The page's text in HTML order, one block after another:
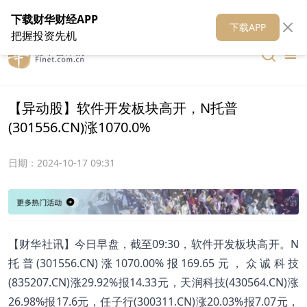
在线客服 关于我们 财华媒体矩阵 财华智库
【异动股】软件开发板块高开，N托普
(301556.CN)涨1070.0%
日期： 2024-10-17 09:31
【财华社讯】今日早盘，截至09:30，软件开发板块高开。N
托普(301556.CN)涨1070.00%报169.65元，众诚科技
(835207.CN)涨29.92%报14.33元，天润科技(430564.CN)涨
26.98%报17.6元，任子行(300311.CN)涨20.03%报7.07元，
下载财华财经APP
把握投资先机
下载APP